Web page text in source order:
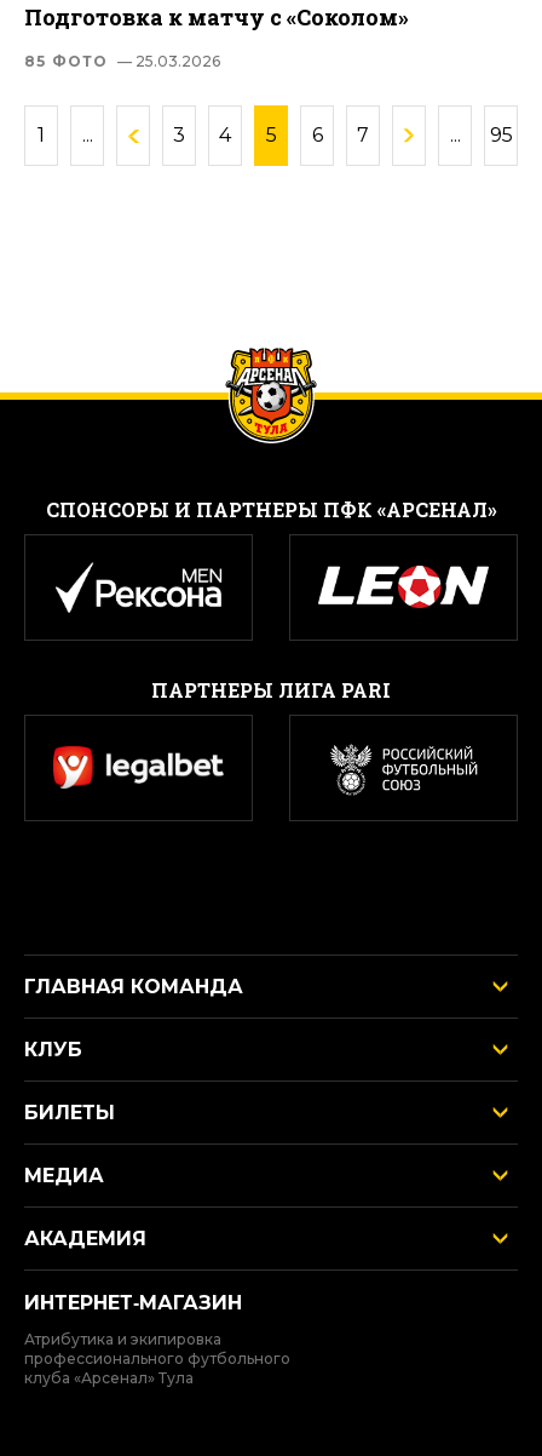
Подготовка к матчу с «Соколом»
85 ФОТО — 25.03.2026
1 ... 3 4 5 6 7 ... 95
CПОНСОРЫ И ПАРТНЕРЫ ПФК «АРСЕНАЛ»
ПАРТНЕРЫ ЛИГА PARI
ГЛАВНАЯ КОМАНДА
КЛУБ
БИЛЕТЫ
МЕДИА
АКАДЕМИЯ
ИНТЕРНЕТ‑МАГАЗИН
Атрибутика и экипировка
профессионального футбольного
клуба «Арсенал» Тула